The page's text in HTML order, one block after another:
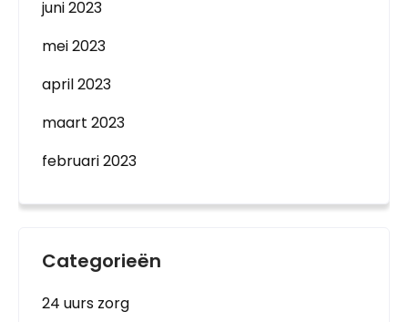
juni 2023
mei 2023
april 2023
maart 2023
februari 2023
Categorieën
24 uurs zorg